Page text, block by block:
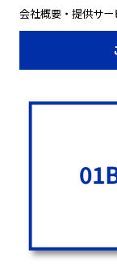
会社概要・提供サー